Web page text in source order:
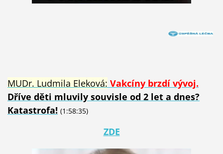
MUDr. Ludmila Eleková: Vakcíny brzdí vývoj.
Dříve děti mluvily souvisle od 2 let a dnes?
Katastrofa! (1:58:35)
ZDE